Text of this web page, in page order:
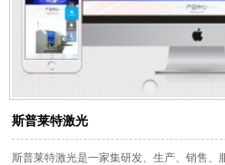
斯普莱特激光
斯普莱特激光是一家集研发、生产、销售、